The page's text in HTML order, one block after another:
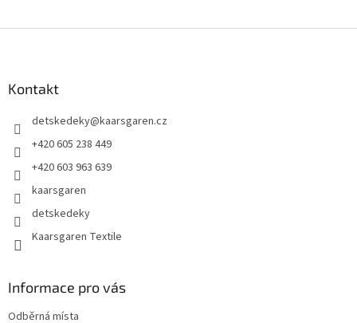
Kontakt
detskedeky@kaarsgaren.cz
+420 605 238 449
+420 603 963 639
kaarsgaren
detskedeky
Kaarsgaren Textile
Informace pro vás
Odběrná místa